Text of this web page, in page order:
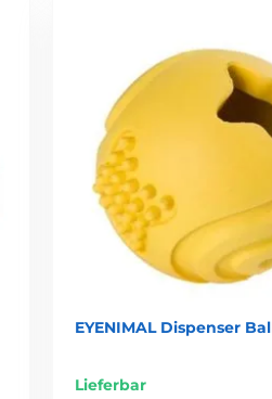
EYENIMAL Dispenser
Lieferbar